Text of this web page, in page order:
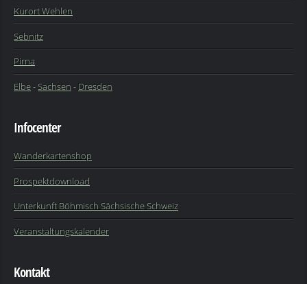
Kurort Wehlen
Sebnitz
Pirna
Elbe-Sachsen - Dresden
Infocenter
Wanderkartenshop
Prospektdownload
Unterkunft Böhmisch Sächsische Schweiz
Veranstaltungskalender
Kontakt